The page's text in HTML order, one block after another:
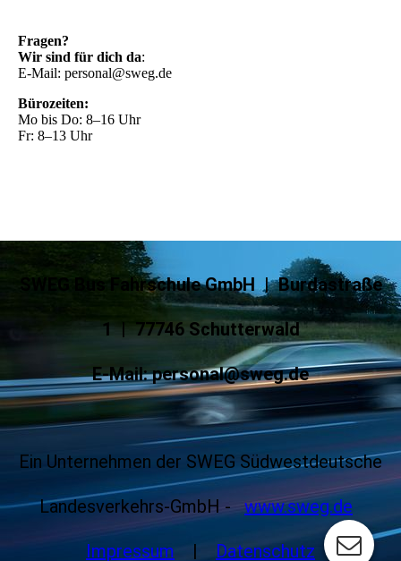
Fragen?
Wir sind für dich da:
E-Mail: personal@sweg.de
Bürozeiten:
Mo bis Do: 8–16 Uhr
Fr: 8–13 Uhr
SWEG Bus Fahrschule GmbH | Burdastraße
1 | 77746 Schutterwald
E-Mail: personal@sweg.de
Ein Unternehmen der SWEG Südwestdeutsche
Landesverkehrs-GmbH - www.sweg.de
Impressum | Datenschutz